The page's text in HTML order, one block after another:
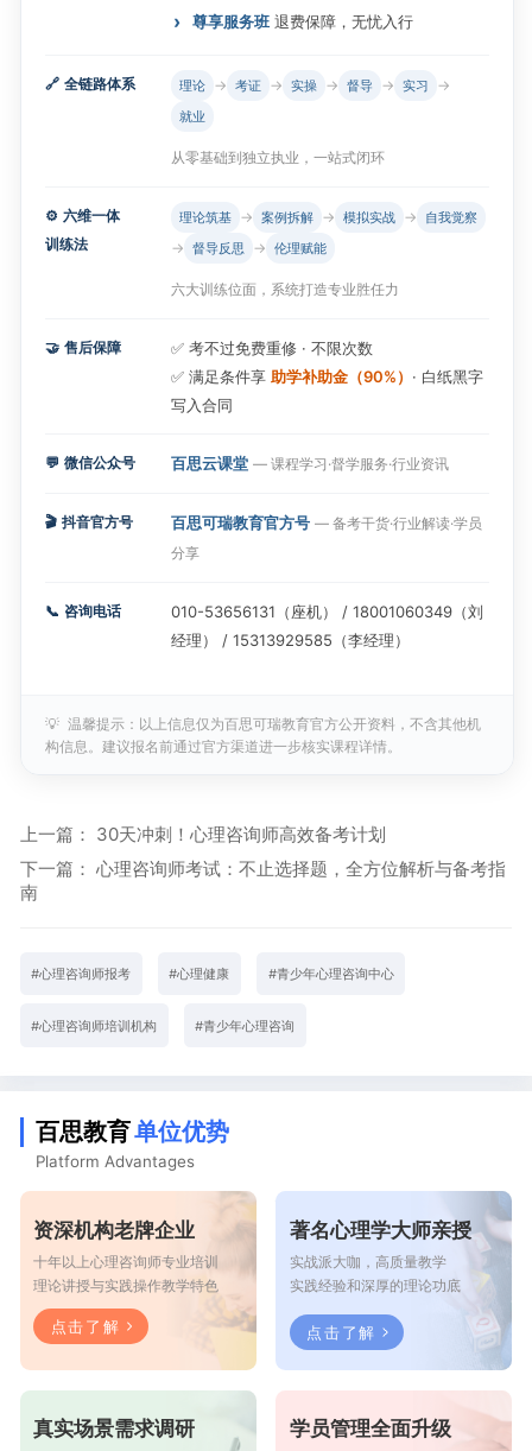
尊享服务班退费保障，无忧入行
🔗 全链路体系 理论 → 考证 → 实操 → 督导 → 实习 →
就业
从零基础到独立执业，一站式闭环
⚙️ 六维一体
训练法
理论筑基 → 案例拆解 → 模拟实战 → 自我觉察
→ 督导反思 → 伦理赋能
六大训练位面，系统打造专业胜任力
🤝 售后保障
✅ 考不过免费重修 · 不限次数
✅ 满足条件享 助学补助金（90%） · 白纸黑字
写入合同
💬 微信公众号 百思云课堂 — 课程学习·督学服务·行业资讯
🎬 抖音官方号 百思可瑞教育官方号 — 备考干货·行业解读·学员
分享
📞 咨询电话
010-53656131（座机） / 18001060349（刘
经理） / 15313929585（李经理）
💡 温馨提示：以上信息仅为百思可瑞教育官方公开资料，不含其他机
构信息。建议报名前通过官方渠道进一步核实课程详情。
上一篇： 30天冲刺！心理咨询师高效备考计划
下一篇： 心理咨询师考试：不止选择题，全方位解析与备考指
南
#心理咨询师报考 #心理健康 #青少年心理咨询中心
#心理咨询师培训机构 #青少年心理咨询
百思教育单位优势
Platform Advantages
资深机构老牌企业
十年以上心理咨询师专业培训
理论讲授与实践操作教学特色
点击了解
著名心理学大师亲授
实战派大咖，高质量教学
实践经验和深厚的理论功底
点击了解
真实场景需求调研 学员管理全面升级